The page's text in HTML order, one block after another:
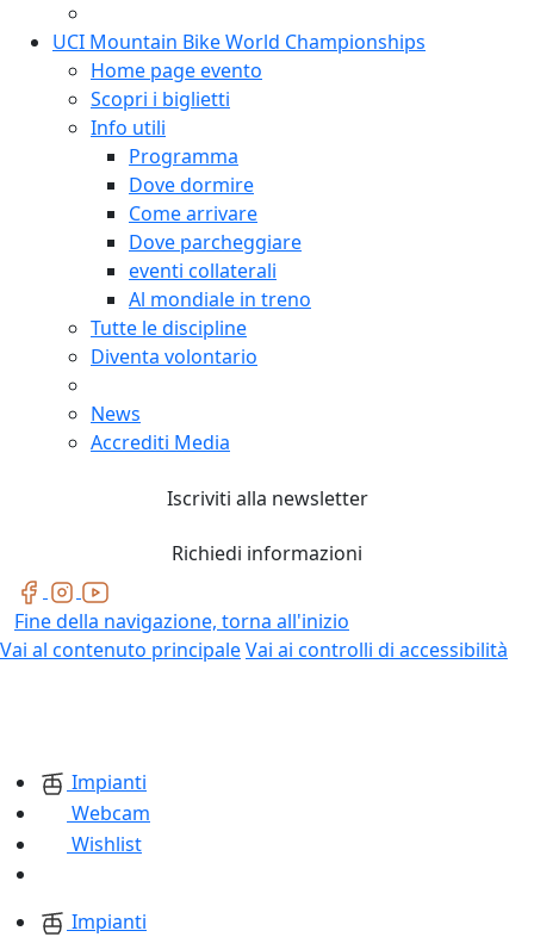
UCI Mountain Bike World Championships
Home page evento
Scopri i biglietti
Info utili
Programma
Dove dormire
Come arrivare
Dove parcheggiare
eventi collaterali
Al mondiale in treno
Tutte le discipline
Diventa volontario
News
Accrediti Media
Iscriviti alla newsletter
Richiedi informazioni
Fine della navigazione, torna all'inizio
Vai al contenuto principaleVai ai controlli di accessibilità
Impianti
Webcam
Wishlist
Impianti